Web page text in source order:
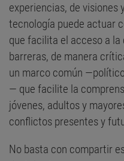
experiencias, de visiones
tecnología puede actuar
que facilita el acceso a
barreras, de manera
un marco común
— que facilite la
jóvenes, adultos y
conflictos presentes y
No basta con compartir